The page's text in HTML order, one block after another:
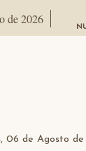
de 2026
06 de Agosto